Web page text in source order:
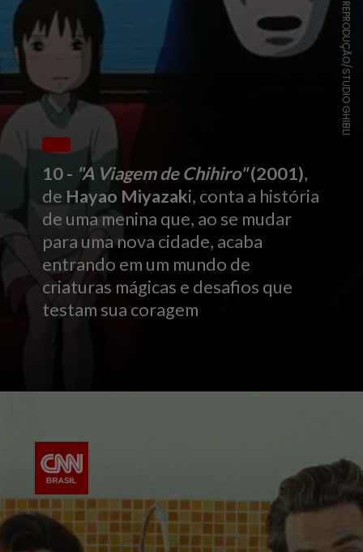
10 - "A Viagem de Chihiro"(2001),
de Hayao Miyazaki, conta a história
de uma menina que, ao se mudar
para uma nova cidade, acaba
entrando em um mundo de
criaturas mágicas e desafios que
testam sua coragem
REPRODUÇÃO/STUDIO GHIBLI